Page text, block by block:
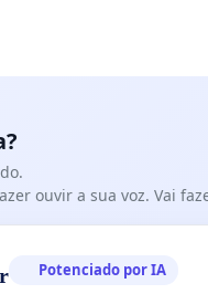
ouvir a sua voz. Vai
Potenciado por IA